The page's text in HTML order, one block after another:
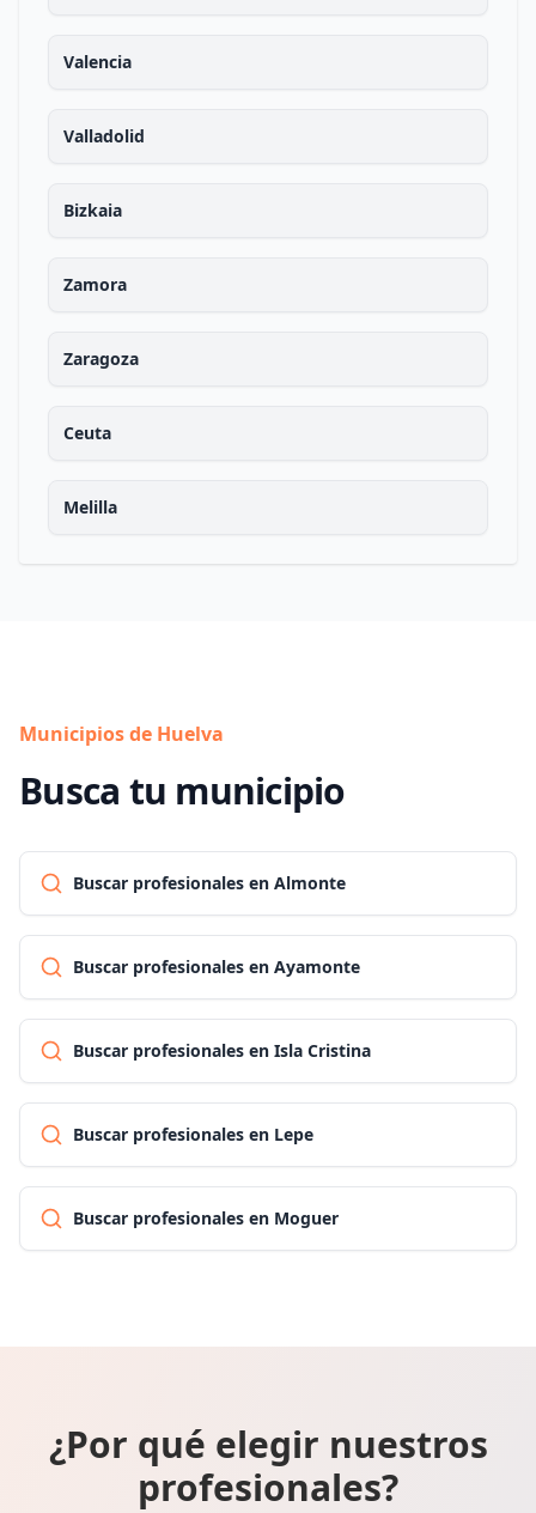
Valencia
Valladolid
Bizkaia
Zamora
Zaragoza
Ceuta
Melilla
Municipios de Huelva
Busca tu municipio
Buscar profesionales en Almonte
Buscar profesionales en Ayamonte
Buscar profesionales en Isla Cristina
Buscar profesionales en Lepe
Buscar profesionales en Moguer
¿Por qué elegir nuestros
profesionales?